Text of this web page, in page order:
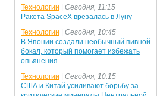
Технологии
Сегодня, 11:15
Ракета SpaceX врезалась в Луну
Технологии
Сегодня, 10:45
В Японии создали необычный пивной
бокал, который помогает избежать
опьянения
Технологии
Сегодня, 10:15
США и Китай усиливают борьбу за